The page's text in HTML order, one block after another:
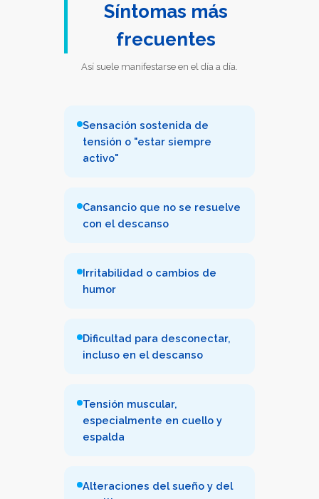
Síntomas más
frecuentes
Así suele manifestarse en el día a día.
Sensación sostenida de
tensión o "estar siempre
activo"
Cansancio que no se resuelve
con el descanso
Irritabilidad o cambios de
humor
Dificultad para desconectar,
incluso en el descanso
Tensión muscular,
especialmente en cuello y
espalda
Alteraciones del sueño y del